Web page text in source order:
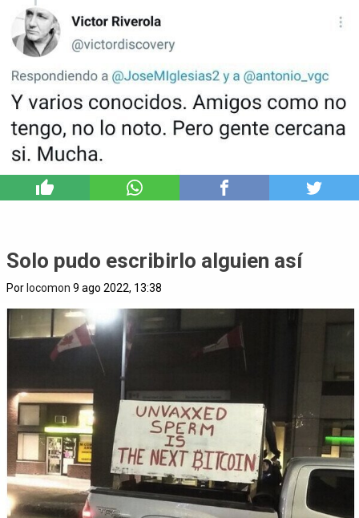
Solo pudo escribirlo alguien así
Por locomon 9 ago 2022, 13:38